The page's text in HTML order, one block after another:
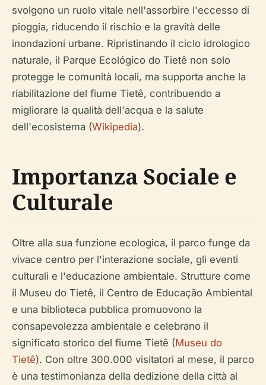
svolgono un ruolo vitale nell'assorbire l'eccesso di
pioggia, riducendo il rischio e la gravità delle
inondazioni urbane. Ripristinando il ciclo idrologico
naturale, il Parque Ecológico do Tietê non solo
protegge le comunità locali, ma supporta anche la
riabilitazione del fiume Tietê, contribuendo a
migliorare la qualità dell'acqua e la salute
dell'ecosistema (Wikipedia).
Importanza Sociale e
Culturale
Oltre alla sua funzione ecologica, il parco funge da
vivace centro per l'interazione sociale, gli eventi
culturali e l'educazione ambientale. Strutture come
il Museu do Tietê, il Centro de Educação Ambiental
e una biblioteca pubblica promuovono la
consapevolezza ambientale e celebrano il
significato storico del fiume Tietê (Museu do
Tietê). Con oltre 300.000 visitatori al mese, il parco
è una testimonianza della dedizione della città al